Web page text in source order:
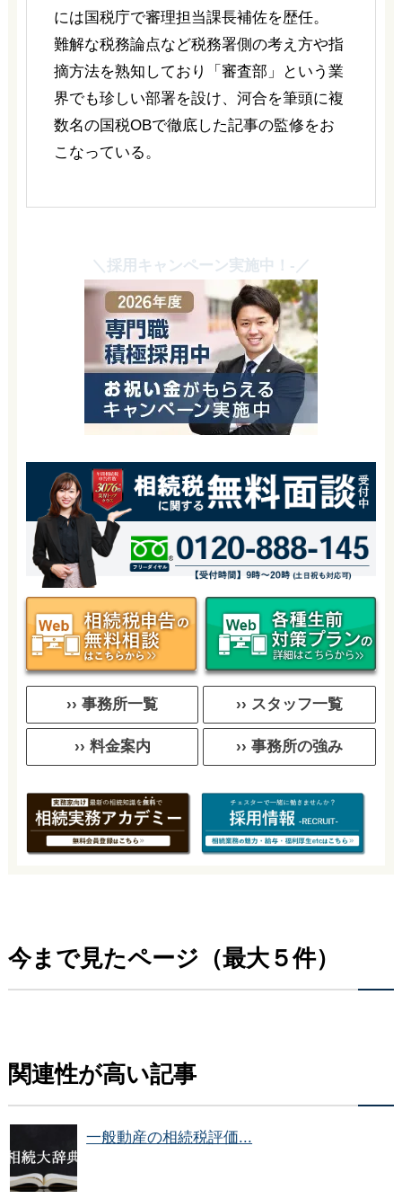
には国税庁で審理担当課長補佐を歴任。
難解な税務論点など税務署側の考え方や指
摘方法を熟知しており「審査部」という業
界でも珍しい部署を設け、河合を筆頭に複
数名の国税OBで徹底した記事の監修をお
こなっている。
＼採用キャンペーン実施中！-／
›› 事務所一覧 ›› スタッフ一覧
›› 料金案内 ›› 事務所の強み
今まで見たページ（最大５件）
関連性が高い記事
一般動産の相続税評価...